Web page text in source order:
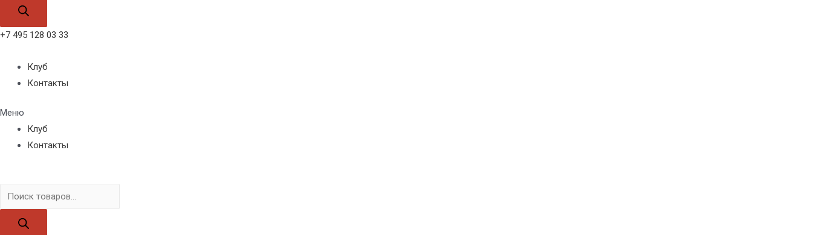
+7 495 128 03 33
Клуб
Контакты
Меню
Клуб
Контакты
Поиск
товаров